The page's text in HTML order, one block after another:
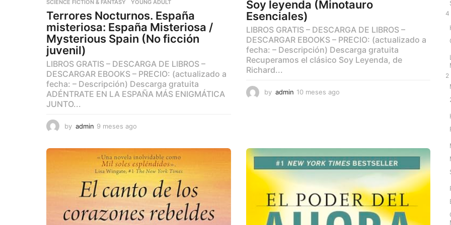
SCIENCE FICTION & FANTASY
,YOUNG ADULT
Terrores Nocturnos. España
misteriosa: España Misteriosa /
Mysterious Spain (No ficción
juvenil)
LIBROS GRATIS – DESCARGA DE LIBROS –
DESCARGAR EBOOKS – PRECIO: (actualizado a
fecha: – Descripción) Descarga gratuita
ADÉNTRATE EN LA ESPAÑA MÁS ENIGMÁTICA
JUNTO...
by admin 9 meses ago
s
e
s
a
g
Soy leyenda (Minotauro
Esenciales)
LIBROS GRATIS – DESCARGA DE LIBROS –
DESCARGAR EBOOKS – PRECIO: (actualizado a
fecha: – Descripción) Descarga gratuita
Recuperamos el clásico Soy Leyenda, de
Richard...
by admin 10 meses ago
a
g
o
4
2